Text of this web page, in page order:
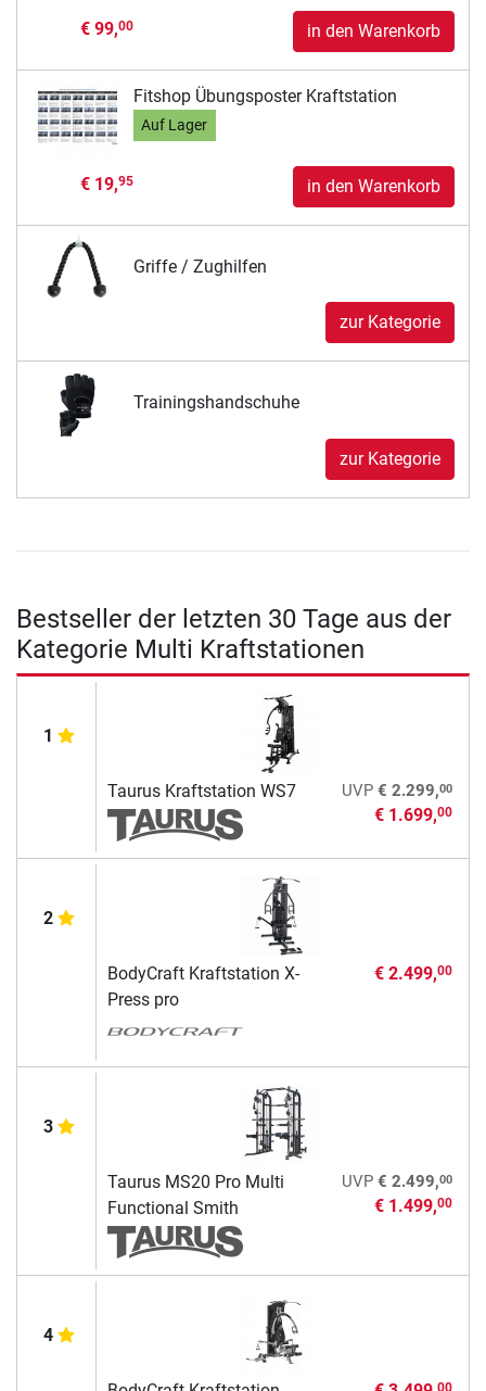
€ 99,00 in den Warenkorb
Fitshop Übungsposter Kraftstation
Auf Lager
€ 19,95 in den Warenkorb
Griffe / Zughilfen
zur Kategorie
Trainingshandschuhe
zur Kategorie
Bestseller der letzten 30 Tage aus der
Kategorie Multi Kraftstationen
1
Taurus Kraftstation WS7 UVP € 2.299,00
€ 1.699,00
2
BodyCraft Kraftstation X-
Press pro
€ 2.499,00
3
Taurus MS20 Pro Multi
Functional Smith
UVP € 2.499,00
€ 1.499,00
4